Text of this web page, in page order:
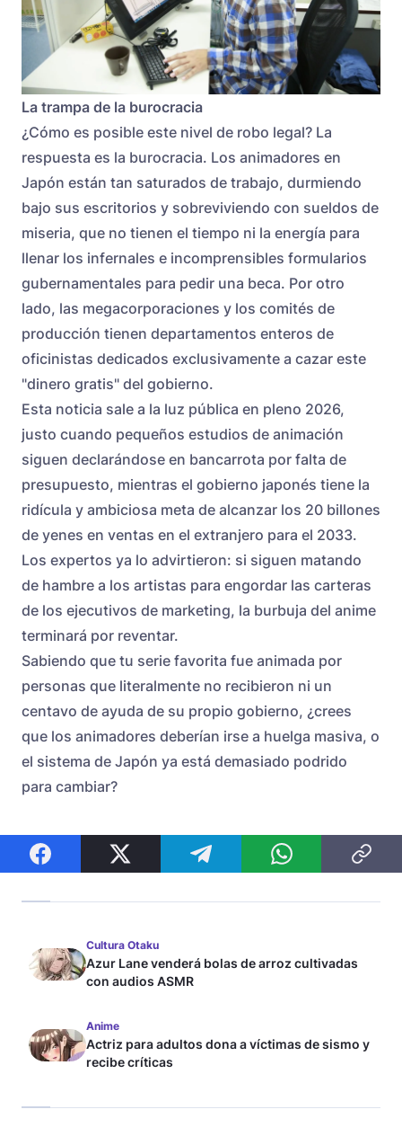
La trampa de la burocracia
¿Cómo es posible este nivel de robo legal? La
respuesta es la burocracia. Los animadores en
Japón están tan saturados de trabajo, durmiendo
bajo sus escritorios y sobreviviendo con sueldos de
miseria, que no tienen el tiempo ni la energía para
llenar los infernales e incomprensibles formularios
gubernamentales para pedir una beca. Por otro
lado, las megacorporaciones y los comités de
producción tienen departamentos enteros de
oficinistas dedicados exclusivamente a cazar este
"dinero gratis" del gobierno.
Esta noticia sale a la luz pública en pleno 2026,
justo cuando pequeños estudios de animación
siguen declarándose en bancarrota por falta de
presupuesto, mientras el gobierno japonés tiene la
ridícula y ambiciosa meta de alcanzar los 20 billones
de yenes en ventas en el extranjero para el 2033.
Los expertos ya lo advirtieron: si siguen matando
de hambre a los artistas para engordar las carteras
de los ejecutivos de marketing, la burbuja del anime
terminará por reventar.
Sabiendo que tu serie favorita fue animada por
personas que literalmente no recibieron ni un
centavo de ayuda de su propio gobierno, ¿crees
que los animadores deberían irse a huelga masiva, o
el sistema de Japón ya está demasiado podrido
para cambiar?
Cultura Otaku
Azur Lane venderá bolas de arroz cultivadas
con audios ASMR
Anime
Actriz para adultos dona a víctimas de sismo y
recibe críticas